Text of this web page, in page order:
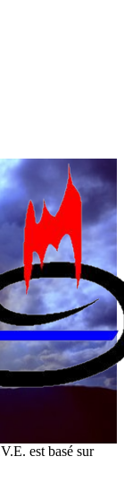
est basé sur